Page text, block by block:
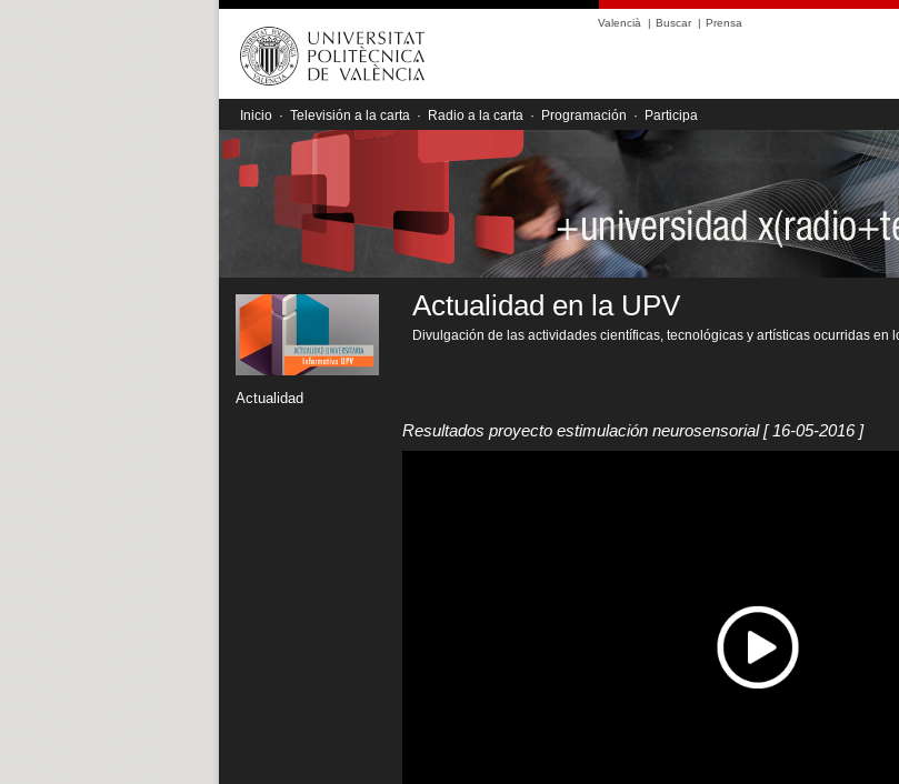
Valencià | Buscar| Prensa
Inicio · Televisión a la carta · Radio a la carta · Programación · Participa
Actualidad
Actualidad en la UPV
Divulgación de las actividades científicas, tecnológicas y artísticas ocurridas en
Resultados proyecto estimulación neurosensorial[ 16-05-2016 ]